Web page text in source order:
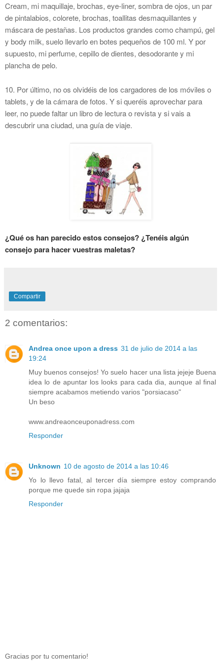
Cream, mi maquillaje, brochas, eye-liner, sombra de ojos, un par
de pintalabios, colorete, brochas, toallitas desmaquillantes y
máscara de pestañas. Los productos grandes como champú, gel
y body milk, suelo llevarlo en botes pequeños de 100 ml. Y por
supuesto, mi perfume, cepillo de dientes, desodorante y mi
plancha de pelo.
10. Por último, no os olvidéis de los cargadores de los móviles o
tablets, y de la cámara de fotos. Y si queréis aprovechar para
leer, no puede faltar un libro de lectura o revista y si vais a
descubrir una ciudad, una guía de viaje.
¿Qué os han parecido estos consejos? ¿Tenéis algún
consejo para hacer vuestras maletas?
Compartir
2 comentarios:
Andrea once upon a dress 31 de julio de 2014 a las
19:24
Muy buenos consejos! Yo suelo hacer una lista jejeje Buena
idea lo de apuntar los looks para cada dia, aunque al final
siempre acabamos metiendo varios "porsiacaso"
Un beso
www.andreaonceuponadress.com
Responder
Unknown 10 de agosto de 2014 a las 10:46
Yo lo llevo fatal, al tercer día siempre estoy comprando
porque me quede sin ropa jajaja
Responder
Gracias por tu comentario!